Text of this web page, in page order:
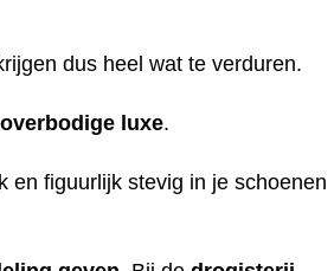
dus heel wat te verduren.
overbodige luxe.
en figuurlijk stevig in je schoenen